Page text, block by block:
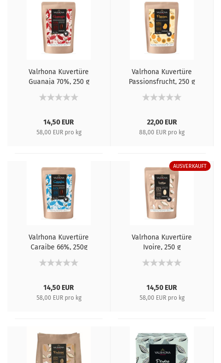
Valrhona Kuvertüre
Guanaja 70%, 250 g
14,50 EUR
58,00 EUR pro kg
Valrhona Kuvertüre
Passionsfrucht, 250 g
22,00 EUR
88,00 EUR pro kg
Valrhona Kuvertüre
Caraibe 66%, 250g
14,50 EUR
58,00 EUR pro kg
AUSVERKAUFT
Valrhona Kuvertüre
Ivoire, 250 g
14,50 EUR
58,00 EUR pro kg